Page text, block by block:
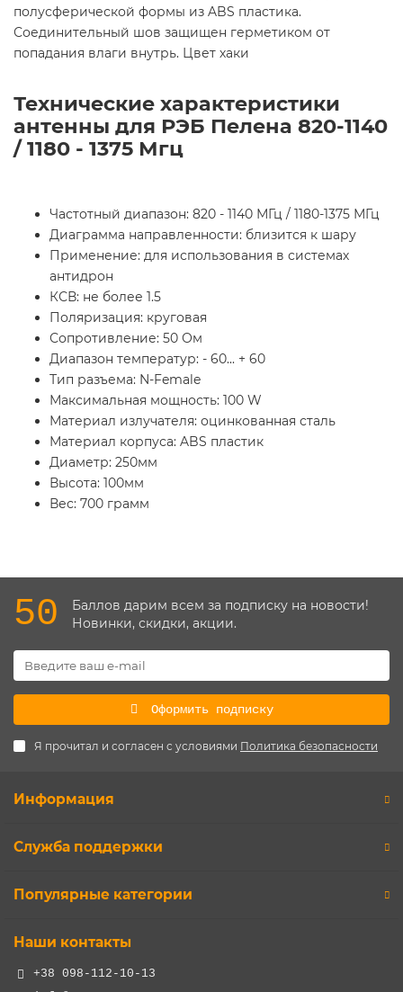
полусферической формы из ABS пластика.
Соединительный шов защищен герметиком от
попадания влаги внутрь. Цвет хаки
Технические характеристики
антенны для РЭБ Пелена 820-1140
/ 1180 - 1375 Мгц
Частотный диапазон: 820 - 1140 МГц / 1180-1375 МГц
Диаграмма направленности: близится к шару
Применение: для использования в системах
антидрон
КСВ: не более 1.5
Поляризация: круговая
Сопротивление: 50 Ом
Диапазон температур: - 60... + 60
Тип разъема: N-Female
Максимальная мощность: 100 W
Материал излучателя: оцинкованная сталь
Материал корпуса: ABS пластик
Диаметр: 250мм
Высота: 100мм
Вес: 700 грамм
50
Баллов дарим всем за подписку на новости!
Новинки, скидки, акции.
Оформить подписку
Я прочитал и согласен с условиями Политика безопасности
Информация
Служба поддержки
Популярные категории
Наши контакты
+38 098-112-10-13